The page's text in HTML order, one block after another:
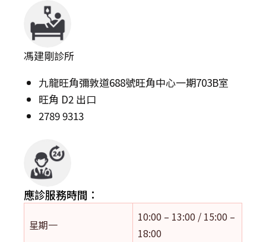
馮建剛診所
九龍旺角彌敦道688號旺角中心一期703B室
旺角 D2 出口
2789 9313
應診服務時間：
星期一
10:00 – 13:00 / 15:00 –
18:00